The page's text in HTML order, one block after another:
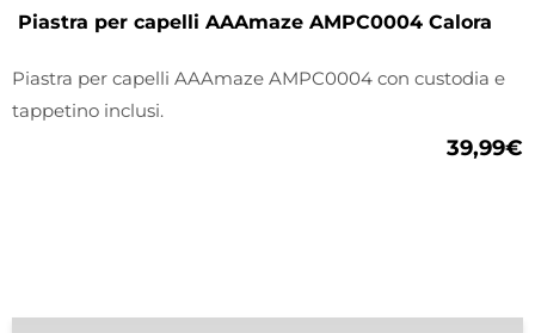
Piastra per capelli AAAmaze AMPC0004 Calora
Piastra per capelli AAAmaze AMPC0004 con custodia e
tappetino inclusi.
39,99€